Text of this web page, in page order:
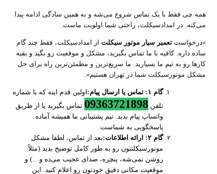
همه چی فقط با یک تماس شروع می‌شه و به همین سادگی ادامه پیدا
می‌کنه. در امدادسیکلت، راحتی شما اولویت ماست
«درخواستتعمیر سیار موتور سیکلت از امدادسیکلت، فقط چند گام
ساده داره. کافیه با ما تماس بگیرید، مشکل و موقعیت رو بگید و بقیه
کارها رو به تیم ما بسپارید. ما سریع‌ترین و مطمئن‌ترین راه برای حل
مشکل موتورسیکلت شما در تهران هستیم.»
گام ۱: تماس یا ارسال پیام:اولین قدم اینه که با شماره
تلفن09363721898 تماس بگیرید یا از طریق
واتساپ پیام بدید. تیم پشتیبانی ما همیشه آماده
پاسخگویی به شماست
گام۲: ارائه اطلاعات:بعد از تماس، لطفا مشکل
موتورسیکلتتون رو به طور کامل توضیح بدید (مثلاً
روشن نمی‌شه، پنچره، صدای عجیب می‌ده و…) و
موقعیت مکانی دقیق خودتون رو اعلام کنید. این